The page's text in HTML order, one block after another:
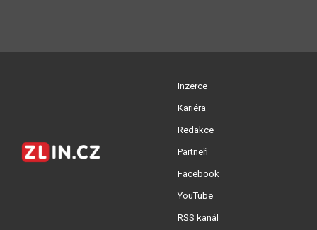
Inzerce
Kariéra
Redakce
Partneři
Facebook
YouTube
RSS kanál